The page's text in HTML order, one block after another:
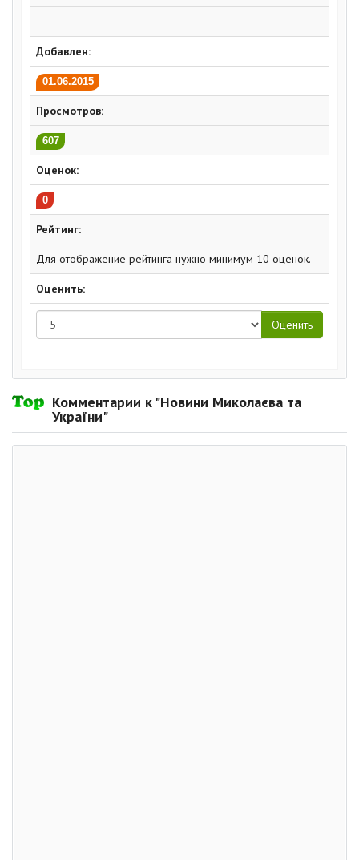
Добавлен:
01.06.2015
Просмотров:
607
Оценок:
0
Рейтинг:
Для отображение рейтинга нужно минимум 10 оценок.
Оценить:
Комментарии к "Новини Миколаєва та
України"